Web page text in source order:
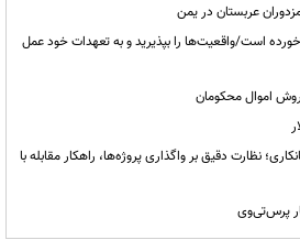
عربستان در یمن
است/واقعیت‌ها را بپذیرید و به تعهدات خود عمل
فروش اموال محکومان
نظارت دقیق بر واگذاری پروژه‌ها، راهکار مقابله با
پرس‌تی‌وی